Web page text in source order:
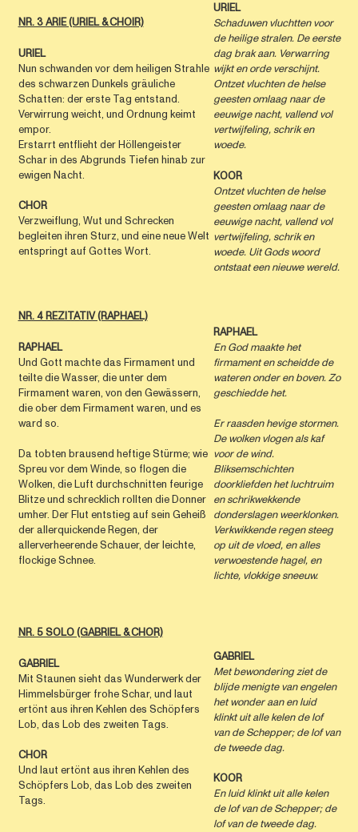
NR. 3 ARIE (URIEL & CHOIR)
URIEL
Nun schwanden vor dem heiligen Strahle
des schwarzen Dunkels gräuliche
Schatten: der erste Tag entstand.
Verwirrung weicht, und Ordnung keimt
empor.
Erstarrt entflieht der Höllengeister
Schar in des Abgrunds Tiefen hinab zur
ewigen Nacht.
CHOR
Verzweiflung, Wut und Schrecken
begleiten ihren Sturz, und eine neue Welt
entspringt auf Gottes Wort.
URIEL
Schaduwen vluchtten voor
de heilige stralen. De eerste
dag brak aan. Verwarring
wijkt en orde verschijnt.
Ontzet vluchten de helse
geesten omlaag naar de
eeuwige nacht, vallend vol
vertwijfeling, schrik en
woede.
KOOR
Ontzet vluchten de helse
geesten omlaag naar de
eeuwige nacht, vallend vol
vertwijfeling, schrik en
woede. Uit Gods woord
ontstaat een nieuwe wereld.
NR. 4 REZITATIV (RAPHAEL)
RAPHAEL
Und Gott machte das Firmament und
teilte die Wasser, die unter dem
Firmament waren, von den Gewässern,
die ober dem Firmament waren, und es
ward so.
Da tobten brausend heftige Stürme; wie
Spreu vor dem Winde, so flogen die
Wolken, die Luft durchschnitten feurige
Blitze und schrecklich rollten die Donner
umher. Der Flut entstieg auf sein Geheiß
der allerquickende Regen, der
allerverheerende Schauer, der leichte,
flockige Schnee.
RAPHAEL
En God maakte het
firmamenten scheidde de
wateren onder en boven.Zo
geschiedde het.
Er raasden hevige stormen.
De wolken vlogen als kaf
voor de wind.
Bliksemschichten
doorkliefden het luchtruim
en schrikwekkende
donderslagen weerklonken.
Verkwikkende regen steeg
op uit de vloed, en alles
verwoestende hagel, en
lichte, vlokkige sneeuw.
NR. 5 SOLO (GABRIEL & CHOR)
GABRIEL
Mit Staunen sieht das Wunderwerk der
Himmelsbürger frohe Schar, und laut
ertönt aus ihren Kehlen des Schöpfers
Lob, das Lob des zweiten Tags.
CHOR
Und laut ertönt aus ihren Kehlen des
Schöpfers Lob, das Lob des zweiten
Tags.
GABRIEL
Met bewondering ziet de
blijde menigte van engelen
het wonder aan en luid
klinkt uit alle kelen de lof
van de Schepper; de lof van
de tweede dag.
KOOR
En luid klinkt uit alle kelen
de lof van de Schepper; de
lof van de tweede dag.